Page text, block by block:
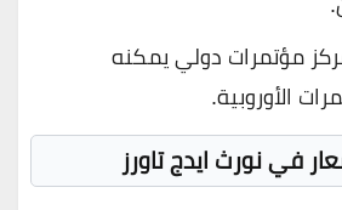
مؤتمرات دولي يمكنه
الأوروبية.
في نورث ايدج تاورز